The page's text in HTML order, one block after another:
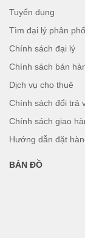
Tuyển dụng
Tìm đại lý phân
Chính sách đại lý
Chính sách bán
Dịch vụ cho thuê
Chính sách đổi trả
Chính sách giao
Hướng dẫn đặt
BẢN ĐỒ